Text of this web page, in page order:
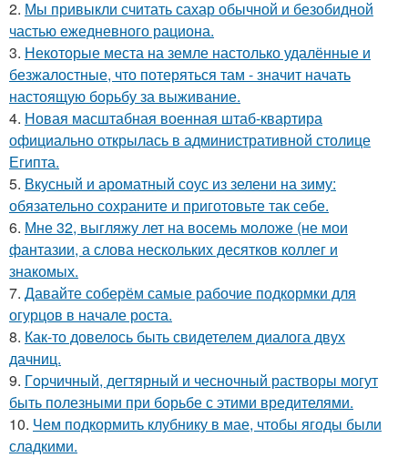
2. Мы привыкли считать сахар обычной и безобидной
частью ежедневного рациона.
3. Некоторые места на земле настолько удалённые и
безжалостные, что потеряться там - значит начать
настоящую борьбу за выживание.
4. Новая масштабная военная штаб-квартира
официально открылась в административной столице
Египта.
5. Вкусный и ароматный соус из зелени на зиму:
обязательно сохраните и приготовьте так себе.
6. Мне 32, выгляжу лет на восемь моложе (не мои
фантазии, а слова нескольких десятков коллег и
знакомых.
7. Давайте соберём самые рабочие подкормки для
огурцов в начале роста.
8. Как-то довелось быть свидетелем диалога двух
дачниц.
9. Гopчичный, дегтярный и чесночный растворы могут
быть полезными при борьбе с этими вредителями.
10. Чем подкормить клубнику в мае, чтобы ягоды были
сладкими.